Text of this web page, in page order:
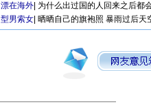
漂在海外 为什么出过国的人回来之后都
型男索女 晒晒自己的旗袍照 暴雨过后天